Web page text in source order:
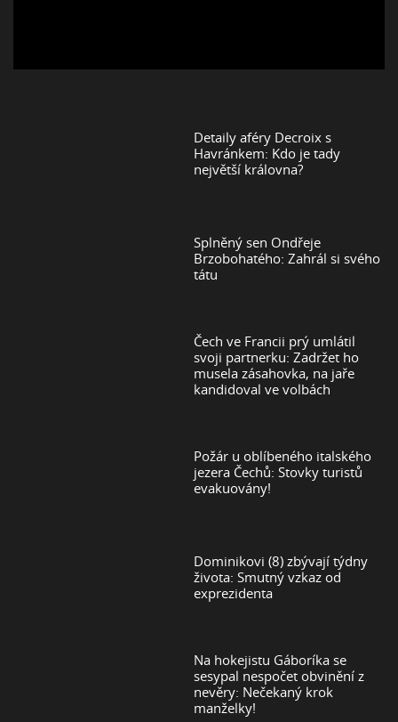
Detaily aféry Decroix s
Havránkem: Kdo je tady
největší královna?
Splněný sen Ondřeje
Brzobohatého: Zahrál si svého
tátu
Čech ve Francii prý umlátil
svoji partnerku: Zadržet ho
musela zásahovka, na jaře
kandidoval ve volbách
Požár u oblíbeného italského
jezera Čechů: Stovky turistů
evakuovány!
Dominikovi (8) zbývají týdny
života: Smutný vzkaz od
exprezidenta
Na hokejistu Gáboríka se
sesypal nespočet obvinění z
nevěry: Nečekaný krok
manželky!